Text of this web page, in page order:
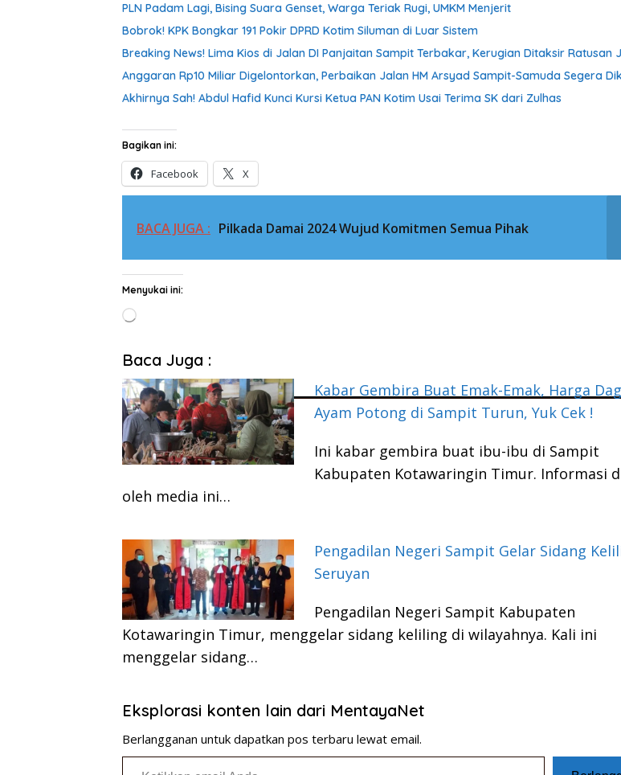
PLN Padam Lagi, Bising Suara Genset, Warga Teriak Rugi, UMKM Menjerit
Bobrok! KPK Bongkar 191 Pokir DPRD Kotim Siluman di Luar Sistem
Breaking News! Lima Kios di Jalan DI Panjaitan Sampit Terbakar, Kerugian Ditaksir Ratusan
Anggaran Rp10 Miliar Digelontorkan, Perbaikan Jalan HM Arsyad Sampit-Samuda Segera
Akhirnya Sah! Abdul Hafid Kunci Kursi Ketua PAN Kotim Usai Terima SK dari Zulhas
Bagikan ini:
Facebook X
BACA JUGA : Pilkada Damai 2024 Wujud Komitmen Semua Pihak
Menyukai ini:
Memuat...
Baca Juga :
Kabar Gembira Buat Emak-Emak, Harga
Ayam Potong di Sampit Turun, Yuk Cek !
Ini kabar gembira buat ibu-ibu di Sampit
Kabupaten Kotawaringin Timur. Informasi
oleh media ini…
Pengadilan Negeri Sampit Gelar Sidang
Seruyan
Pengadilan Negeri Sampit Kabupaten
Kotawaringin Timur, menggelar sidang keliling di wilayahnya. Kali ini
menggelar sidang…
Eksplorasi konten lain dari MentayaNet
Berlangganan untuk dapatkan pos terbaru lewat email.
Ketikkan email Anda...